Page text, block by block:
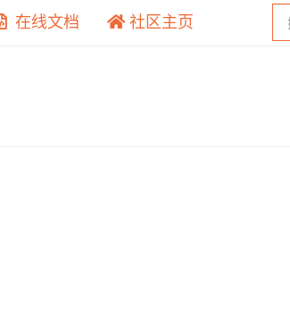
在线文档 社区主页